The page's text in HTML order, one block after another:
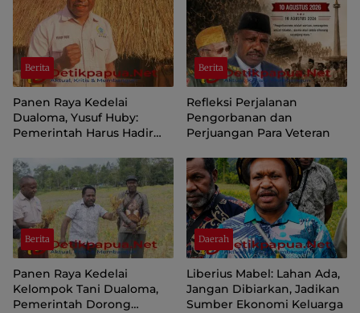
Berita
Panen Raya Kedelai
Dualoma, Yusuf Huby:
Pemerintah Harus Hadir
Petani
Berita
Refleksi Perjalanan
Pengorbanan dan
Perjuangan Para Veteran
Berita
Panen Raya Kedelai
Kelompok Tani Dualoma,
Pemerintah Dorong
Daerah
Liberius Mabel: Lahan Ada,
Jangan Dibiarkan, Jadikan
Sumber Ekonomi Keluarga